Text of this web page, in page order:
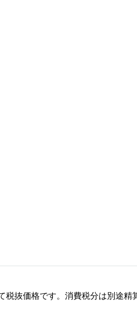
税抜価格です。消費税分は別途精